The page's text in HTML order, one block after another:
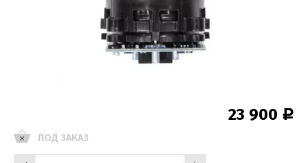
23 900 Р
ПОД ЗАКАЗ